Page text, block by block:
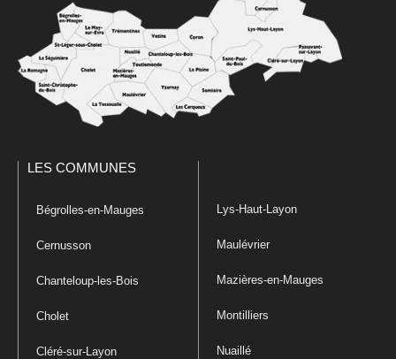
LES COMMUNES
Bégrolles-en-Mauges
Cernusson
Chanteloup-les-Bois
Cholet
Cléré-sur-Layon
Lys-Haut-Layon
Maulévrier
Mazières-en-Mauges
Montilliers
Nuaillé